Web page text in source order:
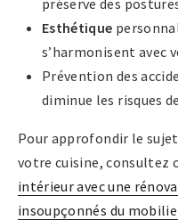
Esthétique
s’harmonisent avec
Prévention des
diminue les risques
Pour approfondir le
votre cuisine, consultez
intérieur avec une
insoupçonnés du